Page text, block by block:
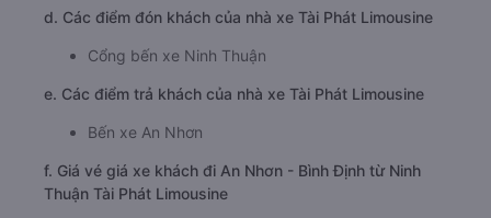
Giờ đến nơi ở An Nhơn - Bình Định: 8:12
của nhà xeTài Phát Limousine
d. Các điểm đón khách của nhà xe Tài Phát Limousine
Cổng bến xe Ninh Thuận
e. Các điểm trả khách của nhà xe Tài Phát Limousine